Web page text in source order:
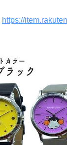
https://